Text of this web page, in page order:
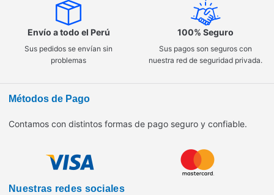
Envío a todo el Perú
Sus pedidos se envían sin
problemas
100% Seguro
Sus pagos son seguros con
nuestra red de seguridad privada.
Métodos de Pago
Contamos con distintos formas de pago seguro y confiable.
Nuestras redes sociales